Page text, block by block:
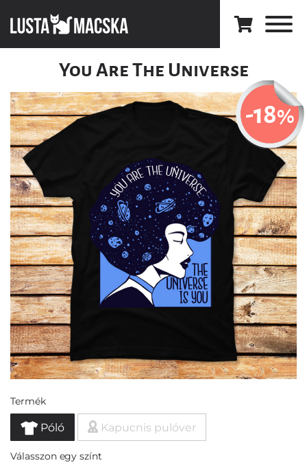
You Are The Universe
-18%
Termék
Póló Kapucnis pulóver
Válasszon egy színt